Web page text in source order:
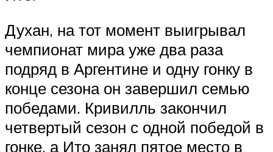
Духан, на тот момент выигрывал
чемпионат мира уже два раза
подряд в Аргентине и одну гонку в
конце сезона он завершил семью
победами. Кривилль закончил
четвертый сезон с одной победой в
гонке, а Ито занял пятое место в